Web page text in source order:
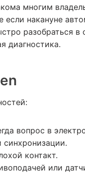
многим
накануне
разобраться в
диагностика.
вопрос в
синхронизации.
контакт.
или